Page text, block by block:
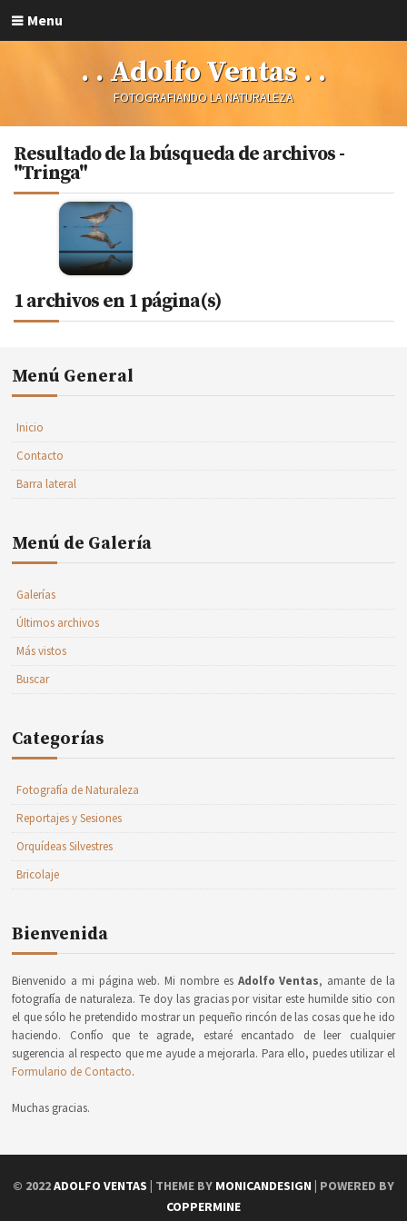
Menu
. . Adolfo Ventas . .
FOTOGRAFIANDO LA NATURALEZA
Resultado de la búsqueda de archivos -
"Tringa"
1 archivos en 1 página(s)
Menú General
Inicio
Contacto
Barra lateral
Menú de Galería
Galerías
Últimos archivos
Más vistos
Buscar
Categorías
Fotografía de Naturaleza
Reportajes y Sesiones
Orquídeas Silvestres
Bricolaje
Bienvenida
Bienvenido a mi página web. Mi nombre es Adolfo Ventas, amante de la
fotografía de naturaleza. Te doy las gracias por visitar este humilde sitio con
el que sólo he pretendido mostrar un pequeño rincón de las cosas que he ido
haciendo. Confío que te agrade, estaré encantado de leer cualquier
sugerencia al respecto que me ayude a mejorarla. Para ello, puedes utilizar el
Formulario de Contacto.
Muchas gracias.
© 2022ADOLFO VENTAS | THEME BY MONICANDESIGN | POWERED BY
COPPERMINE